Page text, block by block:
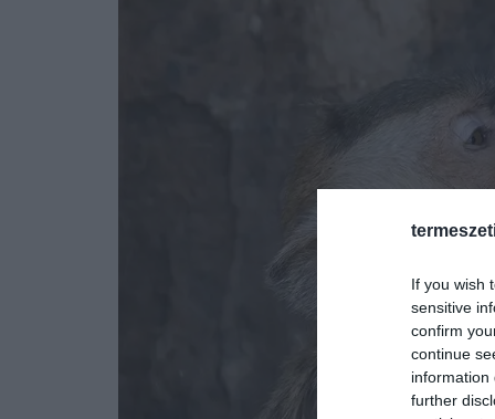
If you wish
sensitive
confirm
continue
information
further